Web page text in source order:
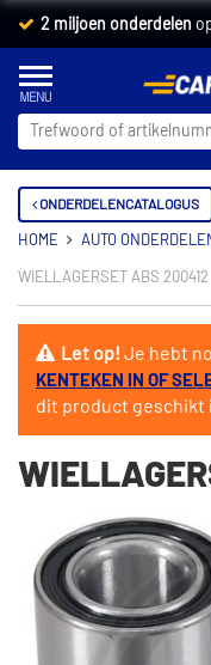
2 miljoen onderdelen
ONDERDELENCATALOGUS
HOME AUTO
WIELLAGERSET ABS 200412
Let op!Je hebt
KENTEKEN IN OF
dit product geschikt